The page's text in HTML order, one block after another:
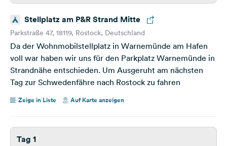
Stellplatz am P&R Strand Mitte
Parkstraße 47, 18119, Rostock, Deutschland
Da der Wohnmobilstellplatz in Warnemünde am Hafen
voll war haben wir uns für den Parkplatz Warnemünde in
Strandnähe entschieden. Um Ausgeruht am nächsten
Tag zur Schwedenfähre nach Rostock zu fahren
Zeige in Liste Auf Karte anzeigen
Tag 1